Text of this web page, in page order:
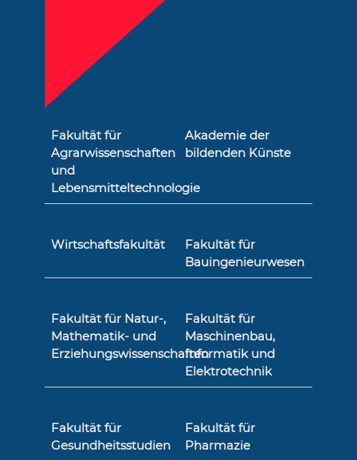
Fakultät für
Agrarwissenschaften
und
Lebensmitteltechnologie
Akademie der
bildenden Künste
Wirtschaftsfakultät
Fakultät für
Bauingenieurwesen
Fakultät für Natur-,
Mathematik- und
Erziehungswissenschaften
Fakultät für
Maschinenbau,
Informatik und
Elektrotechnik
Fakultät für
Gesundheitsstudien
Fakultät für
Pharmazie